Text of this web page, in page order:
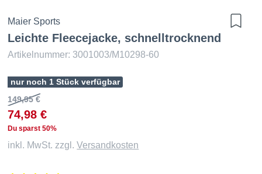
Maier Sports
Leichte Fleecejacke, schnelltrocknend
Artikelnummer: 3001003/M10298-60
nur noch 1 Stück verfügbar
149,95 €
74,98 €
Du sparst 50%
inkl. MwSt. zzgl.Versandkosten